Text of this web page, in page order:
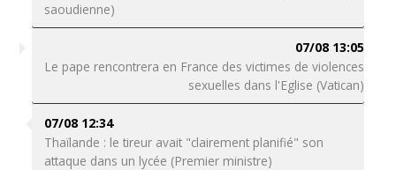
saoudienne)
07/08 13:05
Le pape rencontrera en France des victimes de violences
sexuelles dans l'Eglise (Vatican)
07/08 12:34
Thaïlande : le tireur avait "clairement planifié" son
attaque dans un lycée (Premier ministre)